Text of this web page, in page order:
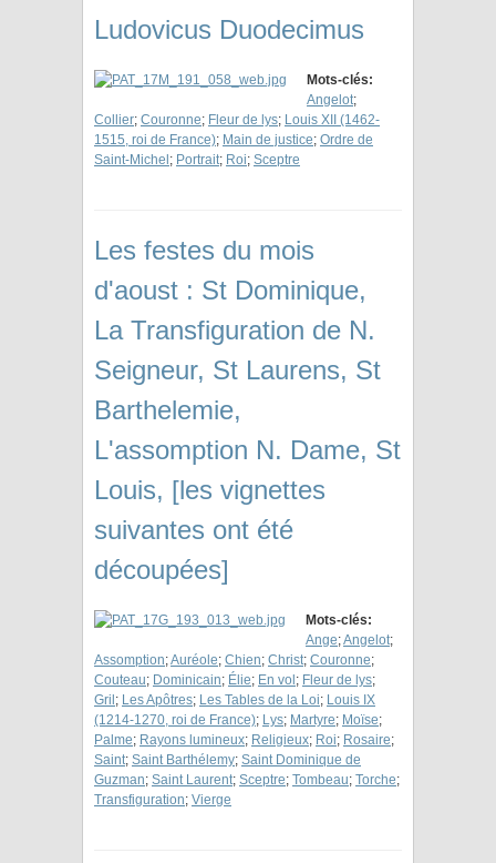
Ludovicus Duodecimus
Mots-clés:
Angelot;
Collier; Couronne; Fleur de lys; Louis XII (1462-
1515, roi de France); Main de justice; Ordre de
Saint-Michel ; Portrait; Roi; Sceptre
Les festes du mois
d'aoust : St Dominique,
La Transfiguration de N.
Seigneur, St Laurens, St
Barthelemie,
L'assomption N. Dame, St
Louis, [les vignettes
suivantes ont été
découpées]
Mots-clés:
Ange;Angelot;
Assomption;Auréole; Chien; Christ; Couronne;
Couteau; Dominicain; Élie; En vol ; Fleur de lys;
Gril ; Les Apôtres; Les Tables de la Loi; Louis IX
(1214-1270, roi de France); Lys; Martyre; Moïse;
Palme; Rayons lumineux; Religieux; Roi; Rosaire;
Saint; Saint Barthélemy; Saint Dominique de
Guzman; Saint Laurent; Sceptre; Tombeau; Torche;
Transfiguration; Vierge